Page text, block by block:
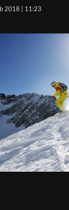
2018 | 11:23